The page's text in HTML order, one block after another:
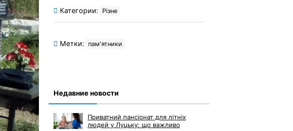
Категории: Різне
Метки: пам'ятники
Недавние новости
Приватний пансіонат для літніх
людей у Луцьку: що важливо